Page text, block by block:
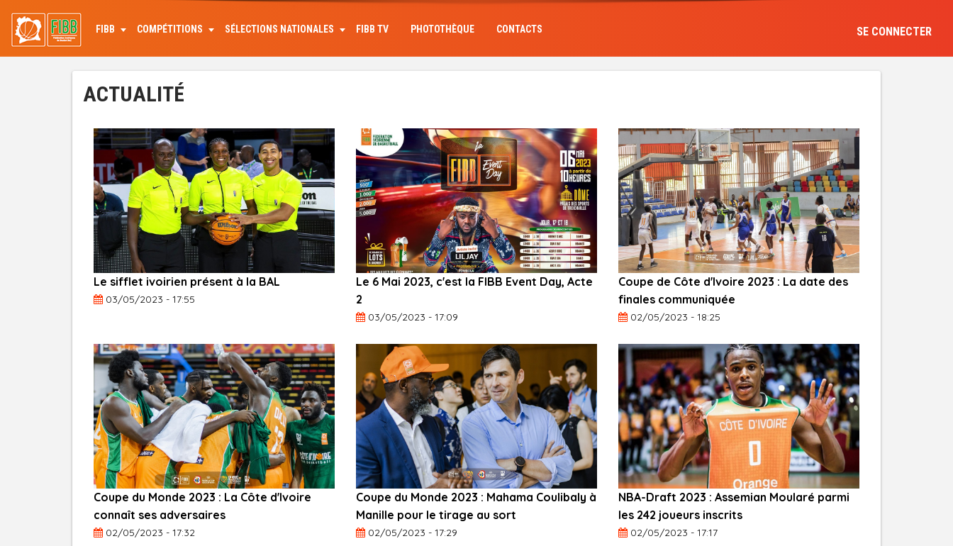
contenu
principal
FIBB COMPÉTITIONS SÉLECTIONS NATIONALES FIBB TV PHOTOTHÈQUE CONTACTS SE CONNECTER
ACTUALITÉ
Le sifflet ivoirien présent à la BAL
03/05/2023 - 17:55
Le 6 Mai 2023, c'est la FIBB Event Day, Acte
2
03/05/2023 - 17:09
Coupe de Côte d'Ivoire 2023 : La date des
finales communiquée
02/05/2023 - 18:25
Coupe du Monde 2023 : La Côte d'Ivoire
connaît ses adversaires
02/05/2023 - 17:32
Coupe du Monde 2023 : Mahama Coulibaly à
Manille pour le tirage au sort
02/05/2023 - 17:29
NBA-Draft 2023 : Assemian Moularé parmi
les 242 joueurs inscrits
02/05/2023 - 17:17